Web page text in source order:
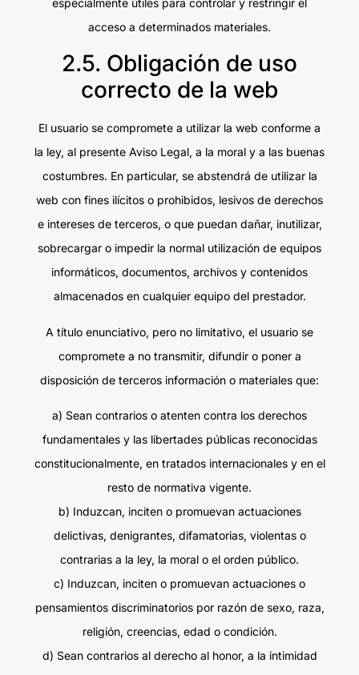
acceso a determinados materiales.
2.5. Obligación de uso
correcto de la web
El usuario se compromete a utilizar la web conforme a
la ley, al presente Aviso Legal, a la moral y a las buenas
costumbres. En particular, se abstendrá de utilizar la
web con fines ilícitos o prohibidos, lesivos de derechos
e intereses de terceros, o que puedan dañar, inutilizar,
sobrecargar o impedir la normal utilización de equipos
informáticos, documentos, archivos y contenidos
almacenados en cualquier equipo del prestador.
A título enunciativo, pero no limitativo, el usuario se
compromete a no transmitir, difundir o poner a
disposición de terceros información o materiales que:
a) Sean contrarios o atenten contra los derechos
fundamentales y las libertades públicas reconocidas
constitucionalmente, en tratados internacionales y en el
resto de normativa vigente.
b) Induzcan, inciten o promuevan actuaciones
delictivas, denigrantes, difamatorias, violentas o
contrarias a la ley, la moral o el orden público.
c) Induzcan, inciten o promuevan actuaciones o
pensamientos discriminatorios por razón de sexo, raza,
religión, creencias, edad o condición.
d) Sean contrarios al derecho al honor, a la intimidad